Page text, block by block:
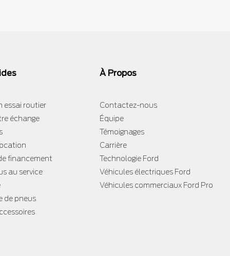
essai routier
échange
financement
au service
de pneus
À Propos
Contactez-nous
Équipe
Témoignages
Carrière
Technologie Ford
Véhicules électriques Ford
Véhicules commerciaux Ford Pro